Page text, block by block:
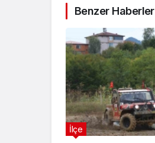
Benzer Haberler
İlçe